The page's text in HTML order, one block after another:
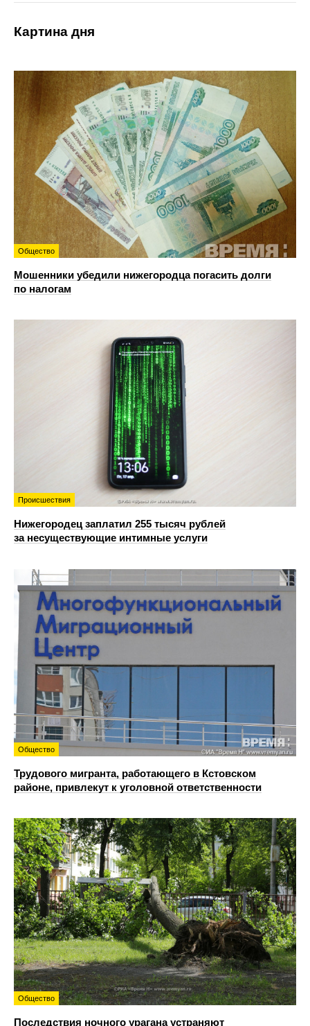
Картина дня
Общество
Мошенники убедили нижегородца погасить долги
по налогам
Происшествия
Нижегородец заплатил 255 тысяч рублей
за несуществующие интимные услуги
Общество
Трудового мигранта, работающего в Кстовском
районе, привлекут к уголовной ответственности
Общество
Последствия ночного урагана устраняют